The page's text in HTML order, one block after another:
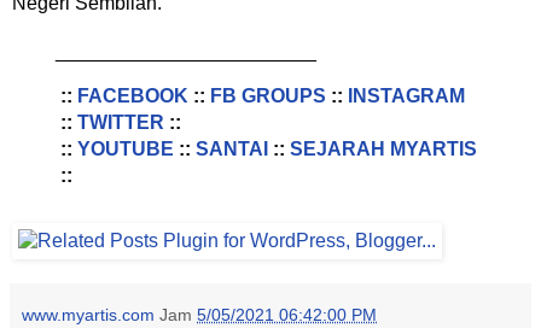
:: FACEBOOK :: FB GROUPS ::
INSTAGRAM
:: TWITTER ::
:: YOUTUBE :: SANTAI :: SEJARAH MYARTIS
::
www.myartis.com Jam 5/05/2021 06:42:00 PM